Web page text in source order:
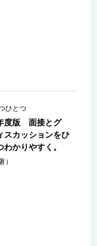
ひとつ
度版 面接とグ
スカッションをひ
わかりやすく。
）